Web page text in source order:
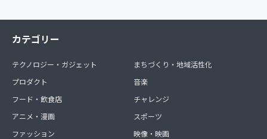
カテゴリー
テクノロジー・ガジェット
プロダクト
フード・飲食店
アニメ・漫画
ファッション
まちづくり・地域活性化
音楽
チャレンジ
スポーツ
映像・映画